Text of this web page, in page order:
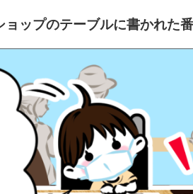
ョップのテーブルに書かれた